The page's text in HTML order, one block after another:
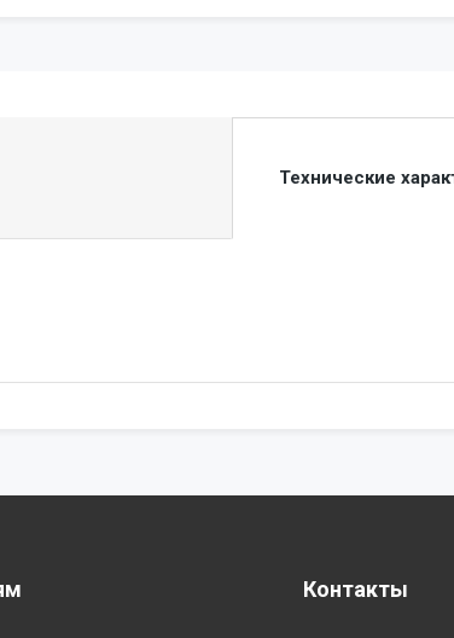
Технические
Контакты